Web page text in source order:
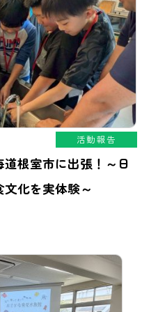
活動報告
道根室市に出張！～日
化を実体験～